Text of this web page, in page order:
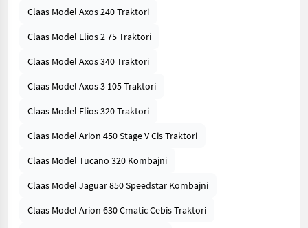
Claas Model Axos 240 Traktori
Claas Model Elios 2 75 Traktori
Claas Model Axos 340 Traktori
Claas Model Axos 3 105 Traktori
Claas Model Elios 320 Traktori
Claas Model Arion 450 Stage V Cis Traktori
Claas Model Tucano 320 Kombajni
Claas Model Jaguar 850 Speedstar Kombajni
Claas Model Arion 630 Cmatic Cebis Traktori